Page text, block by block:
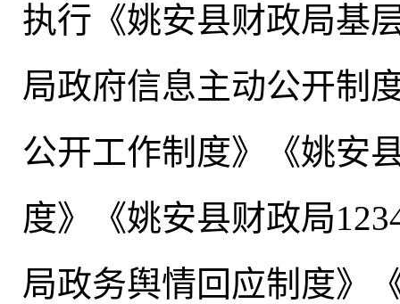
执行《姚安县财政局基
局政府信息主动公开制
公开工作制度》《姚安
度》《姚安县财政局
局政务舆情回应制度》